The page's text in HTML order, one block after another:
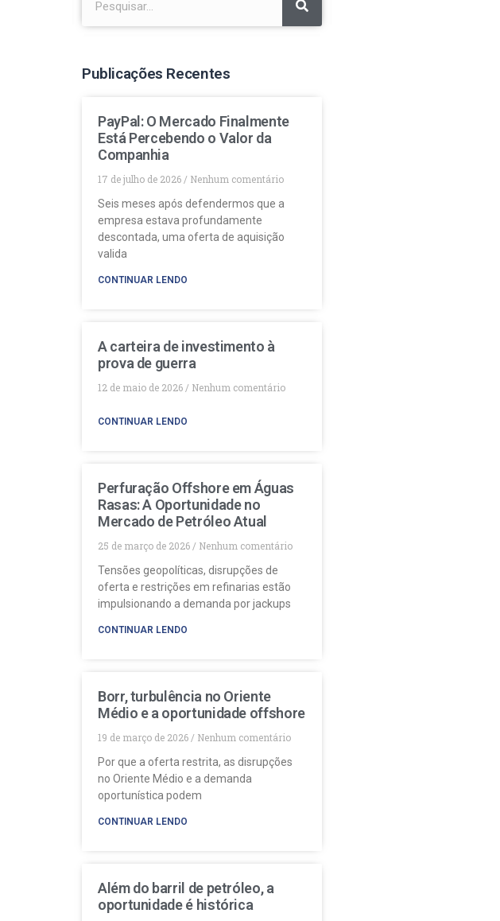
Publicações Recentes
PayPal: O Mercado Finalmente
Está Percebendo o Valor da
Companhia
17 de julho de 2026
Nenhum comentário
Seis meses após defendermos que a
empresa estava profundamente
descontada, uma oferta de aquisição
valida
CONTINUAR LENDO
A carteira de investimento à
prova de guerra
12 de maio de 2026 Nenhum comentário
CONTINUAR LENDO
Perfuração Offshore em Águas
Rasas: A Oportunidade no
Mercado de Petróleo Atual
25 de março de 2026
Nenhum comentário
Tensões geopolíticas, disrupções de
oferta e restrições em refinarias estão
impulsionando a demanda por jackups
CONTINUAR LENDO
Borr, turbulência no Oriente
Médio e a oportunidade offshore
19 de março de 2026
Nenhum comentário
Por que a oferta restrita, as disrupções
no Oriente Médio e a demanda
oportunística podem
CONTINUAR LENDO
Além do barril de petróleo, a
oportunidade é histórica